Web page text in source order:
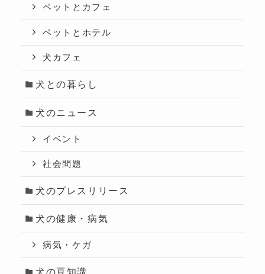
ペットとカフェ
ペットとホテル
犬カフェ
犬との暮らし
犬のニュース
イベント
社会問題
犬のプレスリリース
犬の健康・病気
病気・ケガ
犬の豆知識